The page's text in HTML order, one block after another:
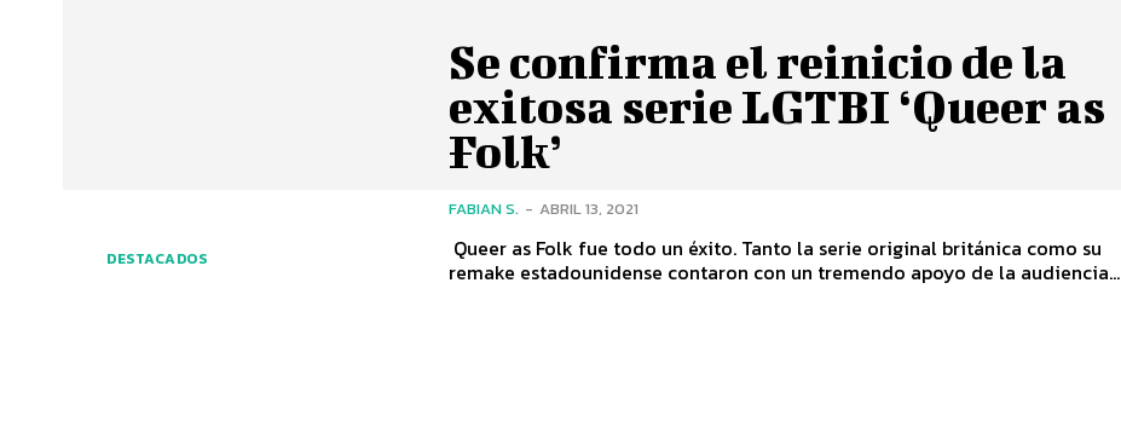
DESTACADOS
Se confirma el reinicio de la
exitosa serie LGTBI ‘Queer as
Folk’
FABIAN S. - ABRIL 13, 2021
Queer as Folk fue todo un éxito. Tanto la serie original británica como su
remake estadounidense contaron con un tremendo apoyo de la audiencia...